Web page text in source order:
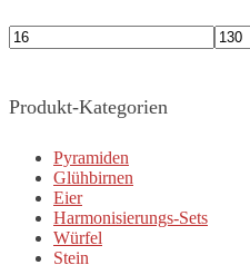
Produkt-Kategorien
Pyramiden
Glühbirnen
Eier
Harmonisierungs-Sets
Würfel
Stein